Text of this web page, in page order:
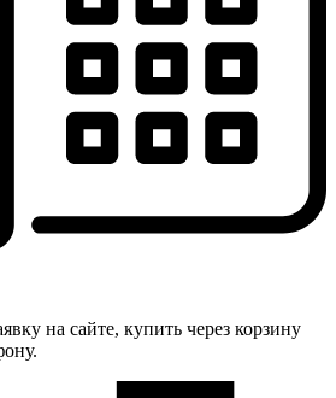
на сайте, купить через корзину